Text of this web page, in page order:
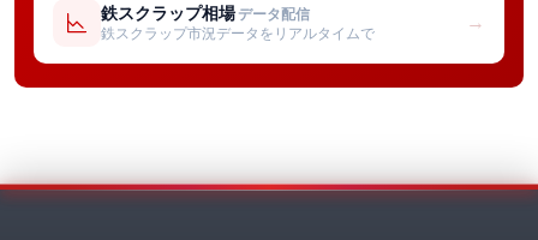
鉄スクラップ相場 データ配信
鉄スクラップ市況データをリアルタイムで
→